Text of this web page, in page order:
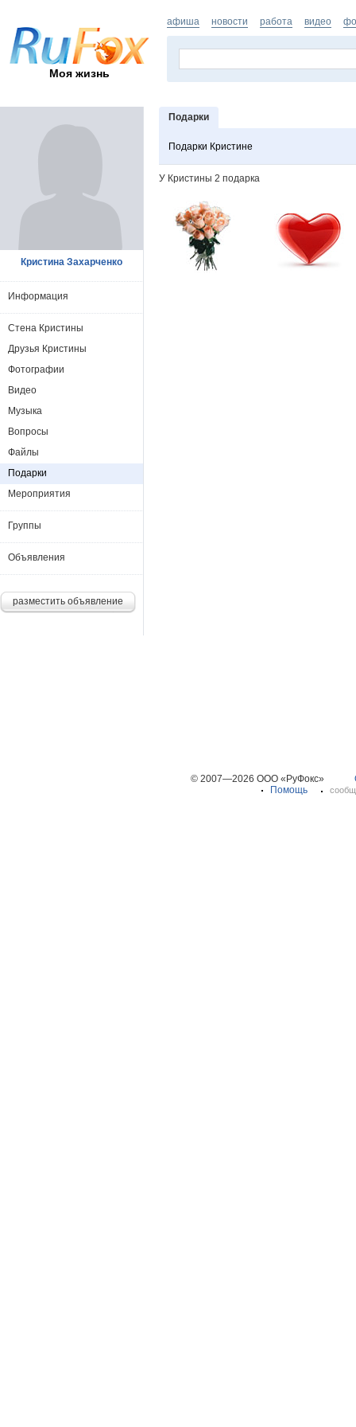
Моя жизнь
афиша новости работа видео
Подарки
Подарки Кристине
У Кристины 2 подарка
Кристина Захарченко
Информация
Стена Кристины
Друзья Кристины
Фотографии
Видео
Музыка
Вопросы
Файлы
Подарки
Мероприятия
Группы
Объявления
разместить объявление
© 2007—2026 ООО «РуФокс»
Помощь